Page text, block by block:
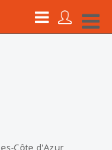
Côte d'Azur